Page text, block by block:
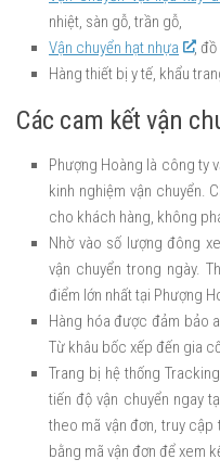
nhiệt, sàn gỗ, trần gỗ,
Vận chuyển hạt nhựa
,
Hàng thiết bị y tế, khẩu
Các cam kết vận
Phượng Hoàng là công ty
kinh nghiệm vận chuyển.
cho khách hàng, không
Nhờ vào số lượng đông
vận chuyển trong ngày.
điểm lớn nhất tại Phượng
Hàng hóa được đảm bảo
Từ khâu bốc xếp đến gia
Trang bị hệ thống
tiến độ vận chuyển ngay
theo mã vận đơn, truy
bằng mã vận đơn để xem